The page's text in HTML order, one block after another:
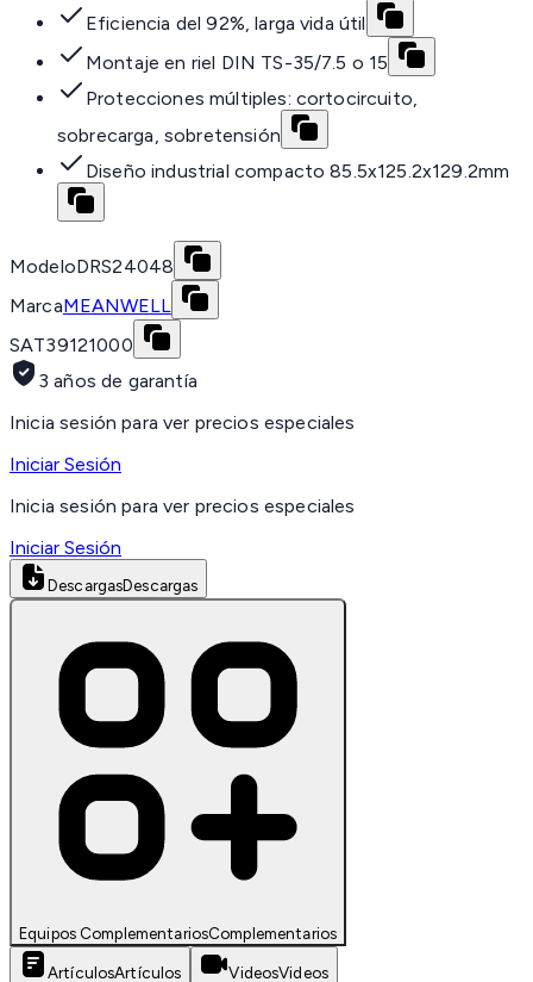
Eficiencia del 92%, larga vida útil
Montaje en riel DIN TS-35/7.5 o 15
Protecciones múltiples: cortocircuito,
sobrecarga, sobretensión
Diseño industrial compacto 85.5x125.2x129.2mm
ModeloDRS24048
MarcaMEANWELL
SAT39121000
3 años de garantía
Inicia sesión para ver precios especiales
Iniciar Sesión
Inicia sesión para ver precios especiales
Iniciar Sesión
DescargasDescargas
Equipos ComplementariosComplementarios
ArtículosArtículos VideosVideos